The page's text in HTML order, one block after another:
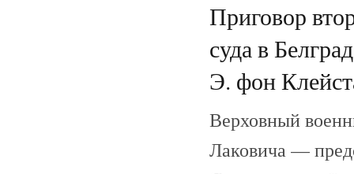
Приговор
суда в
Э. фон
Верховный
Лаковича —